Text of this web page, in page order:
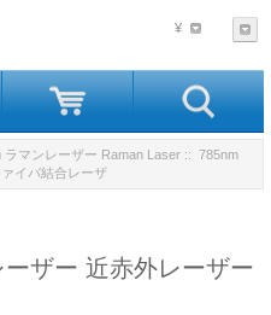
¥
ラマンレーザー Raman Laser :: 785nm
イバ結合レーザ
ザー 近赤外レーザー